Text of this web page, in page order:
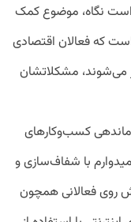
است نگاه، موضوع کمک
که فعالان اقتصادی
می‌شوند، مشکلاتشان
کسب‌وکارهای
با شفاف‌سازی و
روی فعالانی همچون